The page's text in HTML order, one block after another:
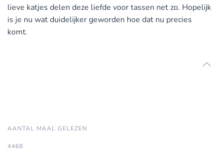
lieve katjes delen deze liefde voor tassen net zo. Hopelijk
is je nu wat duidelijker geworden hoe dat nu precies
komt.
AANTAL MAAL GELEZEN
4468